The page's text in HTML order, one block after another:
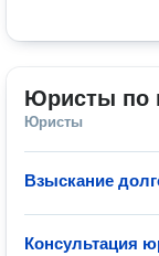
Юристы по
Юристы
Взыскание
Консультация